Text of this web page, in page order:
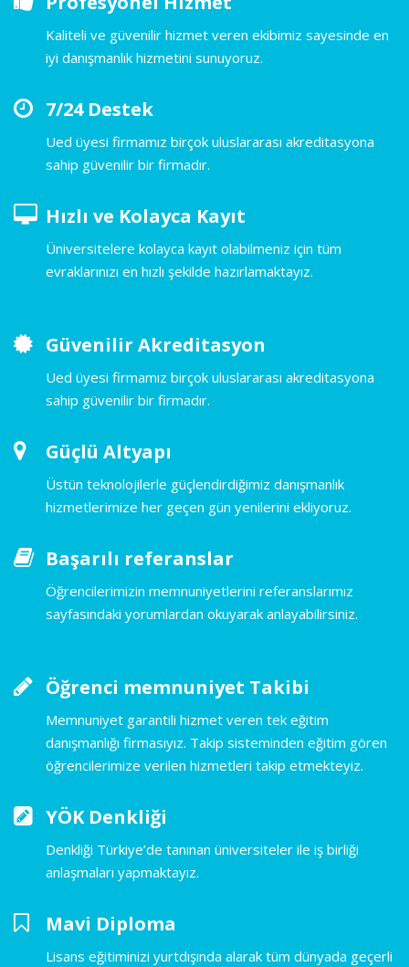
Kaliteli ve güvenilir hizmet veren ekibimiz sayesinde en
iyi danışmanlık hizmetini sunuyoruz.
7/24 Destek
Ued üyesi firmamız birçok uluslararası akreditasyona
sahip güvenilir bir firmadır.
Hızlı ve Kolayca Kayıt
Üniversitelere kolayca kayıt olabilmeniz için tüm
evraklarınızı en hızlı şekilde hazırlamaktayız.
Güvenilir Akreditasyon
Ued üyesi firmamız birçok uluslararası akreditasyona
sahip güvenilir bir firmadır.
Güçlü Altyapı
Üstün teknolojilerle güçlendirdiğimiz danışmanlık
hizmetlerimize her geçen gün yenilerini ekliyoruz.
Başarılı referanslar
Öğrencilerimizin memnuniyetlerini referanslarımız
sayfasındaki yorumlardan okuyarak anlayabilirsiniz.
Öğrenci memnuniyet Takibi
Memnuniyet garantili hizmet veren tek eğitim
danışmanlığı firmasıyız. Takip sisteminden eğitim gören
öğrencilerimize verilen hizmetleri takip etmekteyiz.
YÖK Denkliği
Denkliği Türkiye’de tanınan üniversiteler ile iş birliği
anlaşmaları yapmaktayız.
Mavi Diploma
Lisans eğitiminizi yurtdışında alarak tüm dünyada geçerli